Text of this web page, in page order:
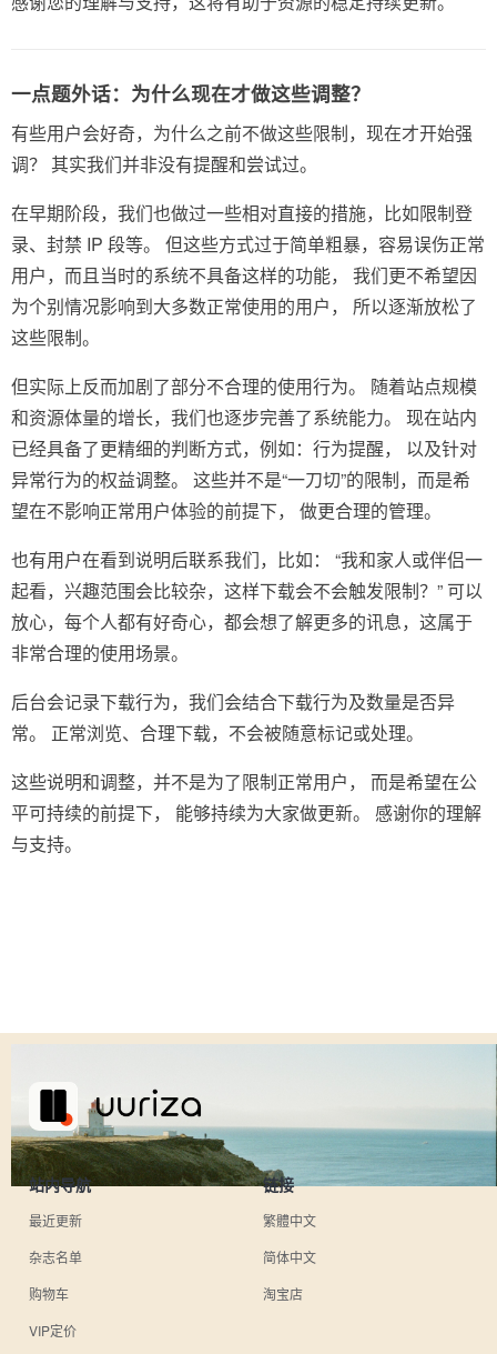
一点题外话：为什么现在才做这些调整？
有些用户会好奇，为什么之前不做这些限制，现在才开始强
调？ 其实我们并非没有提醒和尝试过。
在早期阶段，我们也做过一些相对直接的措施，比如限制登
录、封禁 IP 段等。 但这些方式过于简单粗暴，容易误伤正常
用户，而且当时的系统不具备这样的功能， 我们更不希望因
为个别情况影响到大多数正常使用的用户， 所以逐渐放松了
这些限制。
但实际上反而加剧了部分不合理的使用行为。 随着站点规模
和资源体量的增长，我们也逐步完善了系统能力。 现在站内
已经具备了更精细的判断方式，例如：行为提醒， 以及针对
异常行为的权益调整。 这些并不是“一刀切”的限制，而是希
望在不影响正常用户体验的前提下， 做更合理的管理。
也有用户在看到说明后联系我们，比如： “我和家人或伴侣一
起看，兴趣范围会比较杂，这样下载会不会触发限制？” 可以
放心，每个人都有好奇心，都会想了解更多的讯息，这属于
非常合理的使用场景。
后台会记录下载行为，我们会结合下载行为及数量是否异
常。 正常浏览、合理下载，不会被随意标记或处理。
这些说明和调整，并不是为了限制正常用户， 而是希望在公
平可持续的前提下， 能够持续为大家做更新。 感谢你的理解
与支持。
站内导航
最近更新
杂志名单
购物车
VIP定价
链接
繁體中文
简体中文
淘宝店